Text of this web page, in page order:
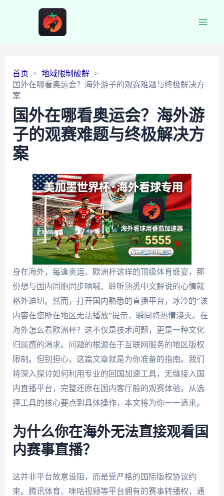
首页
地域限制破解
国外在哪看奥运会？海外游子的观赛难题与终极解决方
案
国外在哪看奥运会？海外游
子的观赛难题与终极解决方
案
身在海外，每逢奥运、欧洲杯这样的顶级体育盛宴，那
份想与国内同胞同步呐喊、聆听熟悉中文解说的心情就
格外迫切。然而，打开国内熟悉的直播平台，冰冷的“该
内容在您所在地区无法播放”提示，瞬间将热情浇灭。在
海外怎么看欧洲杯？这不仅是技术问题，更是一种文化
归属感的渴求。问题的根源在于互联网服务的地区版权
限制。但别担心，这篇文章就是为你准备的指南。我们
将深入探讨如何利用专业的回国加速工具，无缝接入国
内直播平台，完整还原在国内客厅般的观赛体验。从选
择工具的核心要点到具体操作，本文将为你一一道来。
为什么你在海外无法直接观看国
内赛事直播？
这并非平台故意设阻，而是受严格的国际版权协议约
束。腾讯体育、咪咕视频等平台拥有的赛事转播权，通